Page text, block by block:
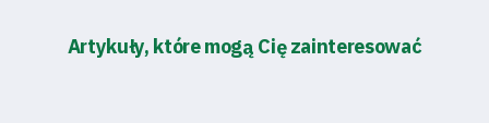
Artykuły, które mogą Cię zainteresować